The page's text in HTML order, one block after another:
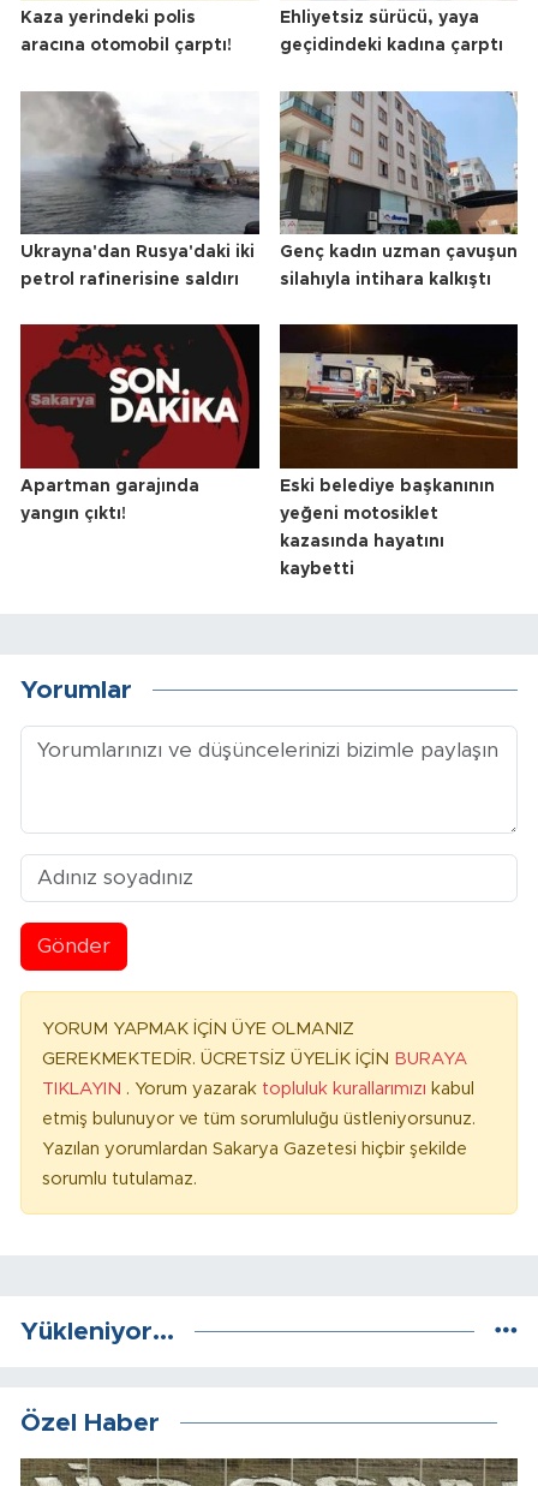
Kaza yerindeki polis
aracına otomobil çarptı!
Ehliyetsiz sürücü, yaya
geçidindeki kadına çarptı
Ukrayna'dan Rusya'daki iki
petrol rafinerisine saldırı
Genç kadın uzman çavuşun
silahıyla intihara kalkıştı
Apartman garajında
yangın çıktı!
Eski belediye başkanının
yeğeni motosiklet
kazasında hayatını
kaybetti
Yorumlar
Gönder
YORUM YAPMAK İÇİN ÜYE OLMANIZ
GEREKMEKTEDİR. ÜCRETSİZ ÜYELİK İÇİN BURAYA
TIKLAYIN . Yorum yazarak topluluk kurallarımızı kabul
etmiş bulunuyor ve tüm sorumluluğu üstleniyorsunuz.
Yazılan yorumlardan Sakarya Gazetesi hiçbir şekilde
sorumlu tutulamaz.
Yükleniyor...
Özel Haber